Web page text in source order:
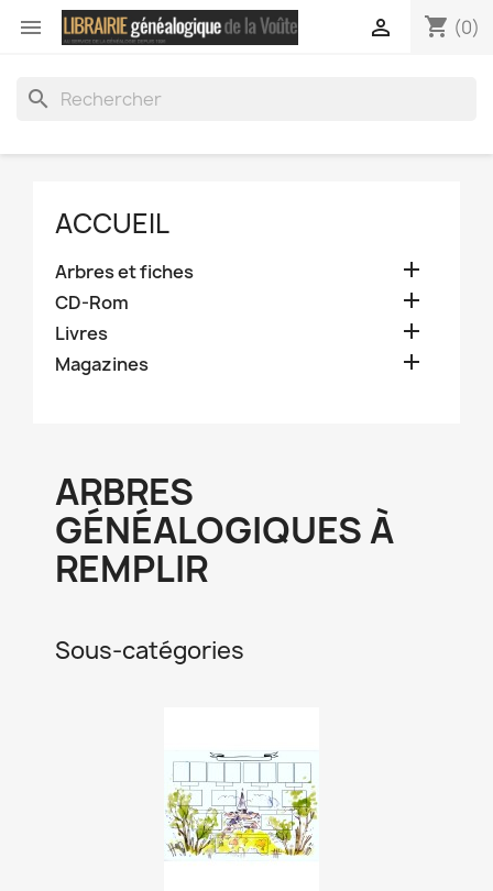
 shopping_cart (0)

search
ACCUEIL
Arbres et fiches 
CD-Rom 
Livres 
Magazines 
ARBRES
GÉNÉALOGIQUES À
REMPLIR
Sous-catégories